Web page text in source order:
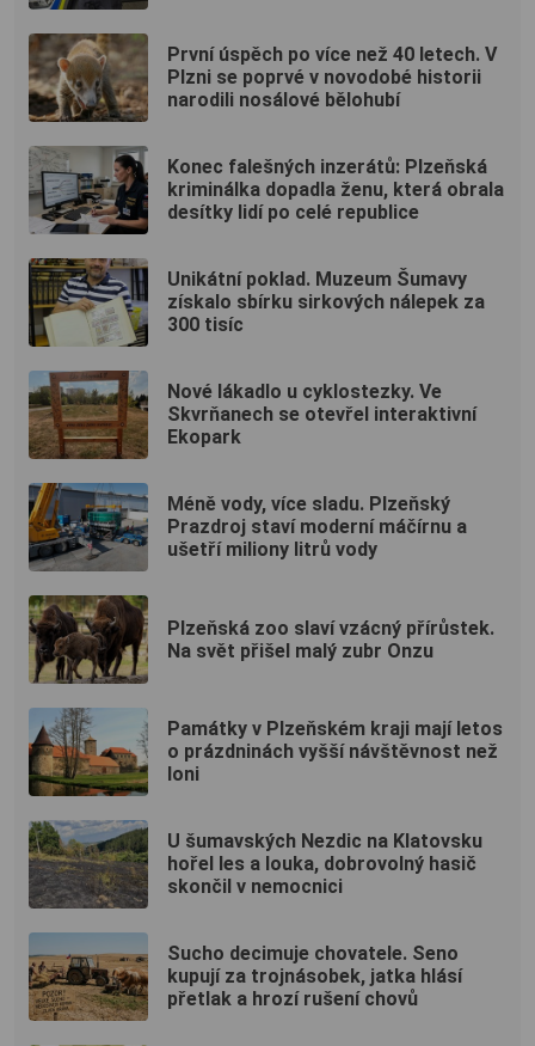
První úspěch po více než 40 letech. V
Plzni se poprvé v novodobé historii
narodili nosálové bělohubí
Konec falešných inzerátů: Plzeňská
kriminálka dopadla ženu, která obrala
desítky lidí po celé republice
Unikátní poklad. Muzeum Šumavy
získalo sbírku sirkových nálepek za
300 tisíc
Nové lákadlo u cyklostezky. Ve
Skvrňanech se otevřel interaktivní
Ekopark
Méně vody, více sladu. Plzeňský
Prazdroj staví moderní máčírnu a
ušetří miliony litrů vody
Plzeňská zoo slaví vzácný přírůstek.
Na svět přišel malý zubr Onzu
Památky v Plzeňském kraji mají letos
o prázdninách vyšší návštěvnost než
loni
U šumavských Nezdic na Klatovsku
hořel les a louka, dobrovolný hasič
skončil v nemocnici
Sucho decimuje chovatele. Seno
kupují za trojnásobek, jatka hlásí
přetlak a hrozí rušení chovů